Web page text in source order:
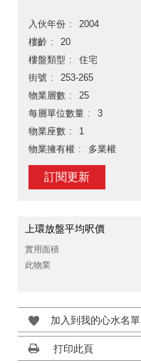
入伙年份
2004
樓齡
20
樓盤類型
住宅
街號
253-265
物業層數
25
每層單位數量
3
物業座數
1
物業擁有權
多業權
訂閱更新
上環放盤平均呎價
實用面積
此物業
加入到我的心水名單
打印此頁